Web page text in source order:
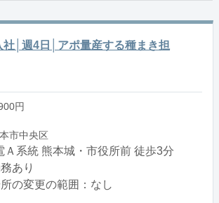
社│週4日│アポ量産する種まき担
円
市中央区
Ａ系統 熊本城・市役所前 徒歩3分
あり
の変更の範囲：なし